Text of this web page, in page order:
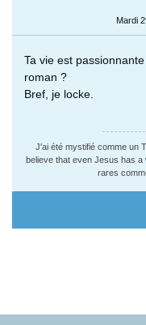
Mardi
Ta vie est
roman ?
Bref, je locke.
J'ai été mystifié comme un
believe that even Jesus has
rares